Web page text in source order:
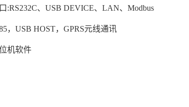
:RS232C、USB DEVICE、LAN、Modbus
，USB HOST，GPRS元线通讯
机软件